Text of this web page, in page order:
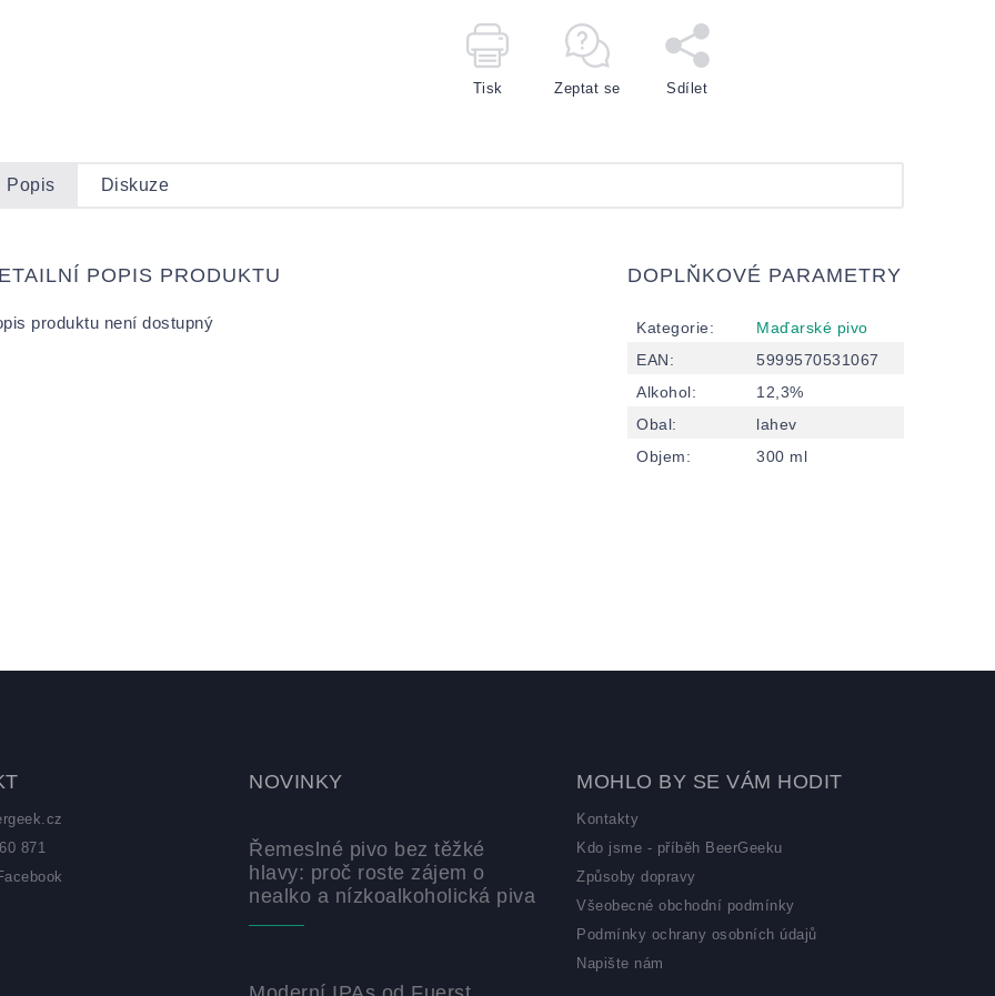
Tisk Zeptat se Sdílet
Popis Diskuze
POPIS PRODUKTU
produktu není dostupný
DOPLŇKOVÉ PARAMETRY
Kategorie:
Maďarské pivo
EAN:
5999570531067
Alkohol:
12,3%
Obal:
lahev
Objem: 300 ml
871
NOVINKY
Řemeslné pivo bez těžké
hlavy: proč roste zájem o
nealko a nízkoalkoholická piva
MOHLO BY SE VÁM HODIT
Kontakty
Kdo jsme - příběh BeerGeeku
Způsoby dopravy
Všeobecné obchodní podmínky
Podmínky ochrany osobních údajů
Napište nám